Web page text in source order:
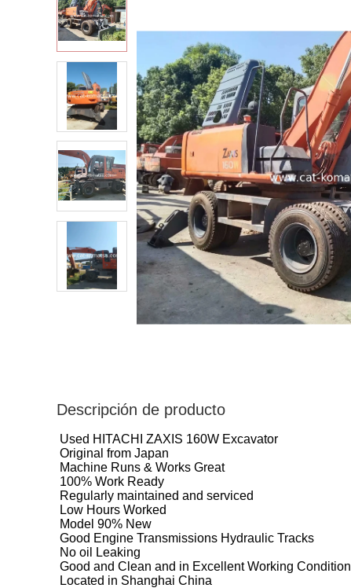
Descripción de producto
Used HITACHI ZAXIS 160W Excavator
Original from Japan
Machine Runs & Works Great
100% Work Ready
Regularly maintained and serviced
Low Hours Worked
Model 90% New
Good Engine Transmissions Hydraulic Tracks
No oil Leaking
Good and Clean and in Excellent Working Condition
Located in Shanghai China